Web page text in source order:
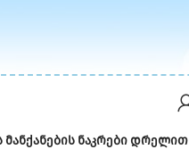
მანქანების ნაკრები დრელით